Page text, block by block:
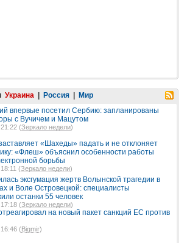
Украина Россия
Мир
впервые посетил Сербию: запланированы
с Вучичем и Мацутом
(Зеркало недели)
«Шахеды» падать и не отклоняет
«Флеш» объяснил особенности работы
борьбы
(Зеркало недели)
эксгумация жертв Волынской трагедии в
и Воле Островецкой: специалисты
останки 55 человек
(Зеркало недели)
на новый пакет санкций ЕС против
(Bigmir)